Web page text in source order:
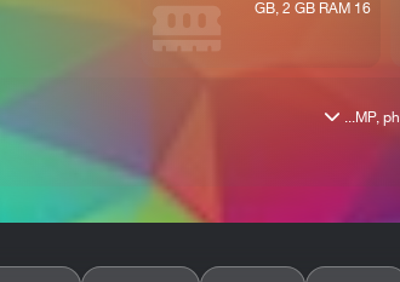
16 GB, 2 GB RAM